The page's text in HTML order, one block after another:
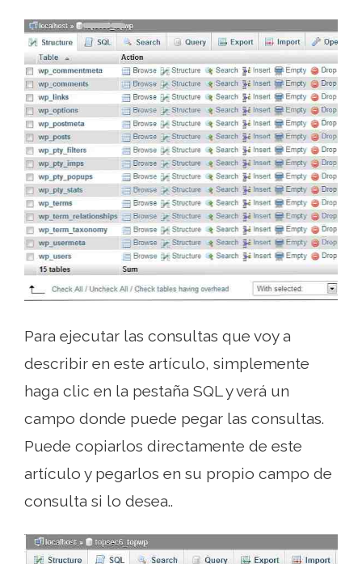
Para ejecutar las consultas que voy a
describir en este artículo, simplemente
haga clic en la pestaña SQL y verá un
campo donde puede pegar las consultas.
Puede copiarlos directamente de este
artículo y pegarlos en su propio campo de
consulta si lo desea..